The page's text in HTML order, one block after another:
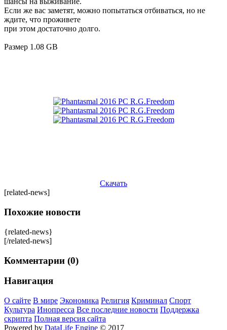
Если же вас заметят, можно попытаться отбиваться, но не
ждите, что проживете
при этом достаточно долго.
Размер 1.08 GB
Скачать
[related-news]
Похожие новости
{related-news}
[/related-news]
Комментарии (0)
Навигация
О сайте В мире Экономика Религия Криминал Спорт
Культура Инопресса Все последние новости Поддержка
скрипта Полная версия сайта
Powered by DataLife Engine © 2017